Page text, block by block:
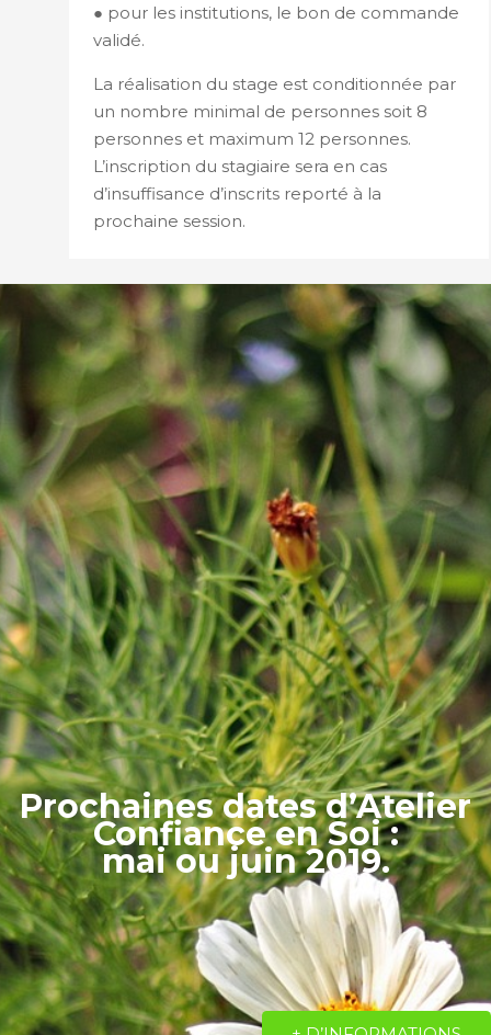
● pour les institutions, le bon de commande
validé.
La réalisation du stage est conditionnée par
un nombre minimal de personnes soit 8
personnes et maximum 12 personnes.
L’inscription du stagiaire sera en cas
d’insuffisance d’inscrits reporté à la
prochaine session.
Prochaines dates d’Atelier
Confiance en Soi :
mai ou juin 2019.